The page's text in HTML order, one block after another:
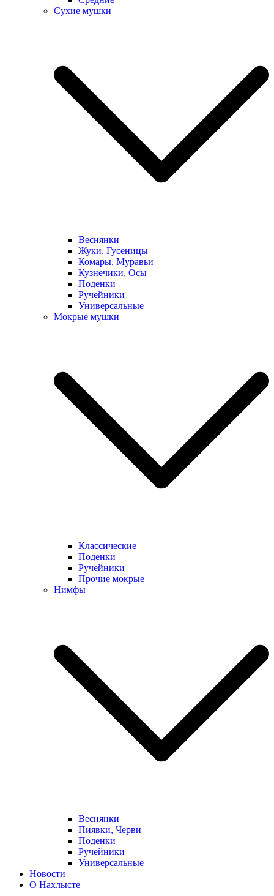
Сухие мушки
Веснянки
Жуки, Гусеницы
Комары, Муравьи
Кузнечики, Осы
Поденки
Ручейники
Универсальные
Мокрые мушки
Классические
Поденки
Ручейники
Прочие мокрые
Нимфы
Веснянки
Пиявки, Черви
Поденки
Ручейники
Универсальные
Новости
О Нахлысте